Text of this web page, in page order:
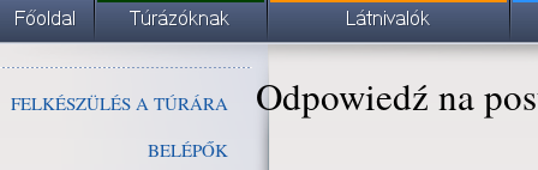
FELKÉSZÜLÉS A TÚRÁRA
BELÉPŐK
Odpowiedź na